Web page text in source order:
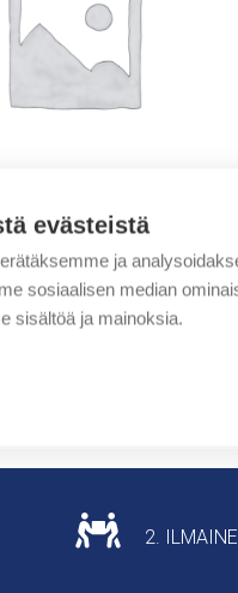
evästeistä
ja
sosiaalisen median
sisältöä ja mainoksia.
2.